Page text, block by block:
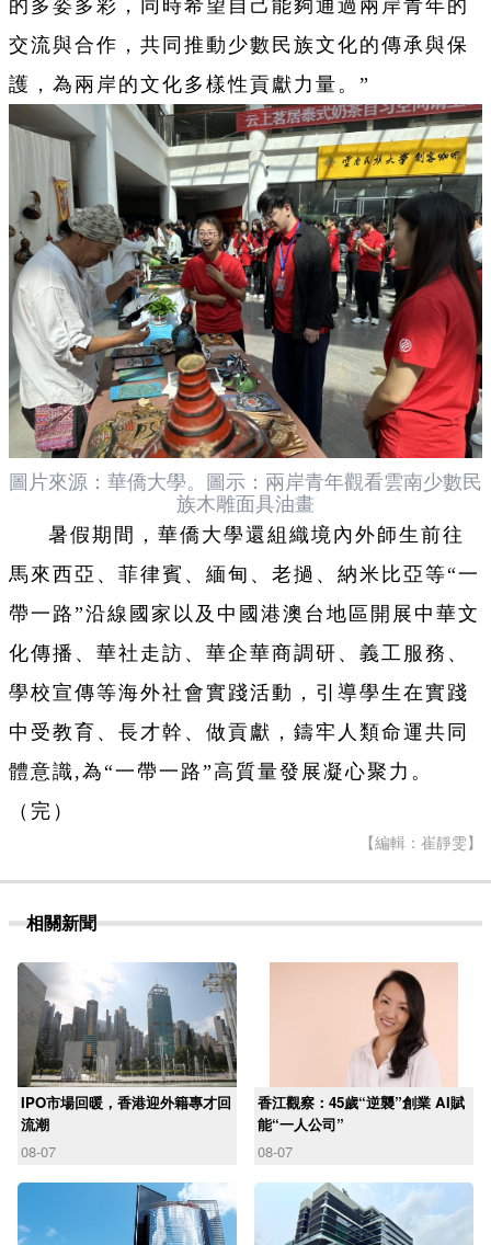
的多姿多彩，同時希望自己能夠通過兩岸青年的
交流與合作，共同推動少數民族文化的傳承與保
護，為兩岸的文化多樣性貢獻力量。”
圖片來源：華僑大學。圖示：兩岸青年觀看雲南少數民
族木雕面具油畫
暑假期間，華僑大學還組織境內外師生前往
馬來西亞、菲律賓、緬甸、老撾、納米比亞等“一
帶一路”沿線國家以及中國港澳台地區開展中華文
化傳播、華社走訪、華企華商調研、義工服務、
學校宣傳等海外社會實踐活動，引導學生在實踐
中受教育、長才幹、做貢獻，鑄牢人類命運共同
體意識,為“一帶一路”高質量發展凝心聚力。
（完）
【編輯：崔靜雯】
相關新聞
IPO市場回暖，香港迎外籍專才回
流潮
08-07
香江觀察：45歲“逆襲”創業 AI賦
能“一人公司”
08-07